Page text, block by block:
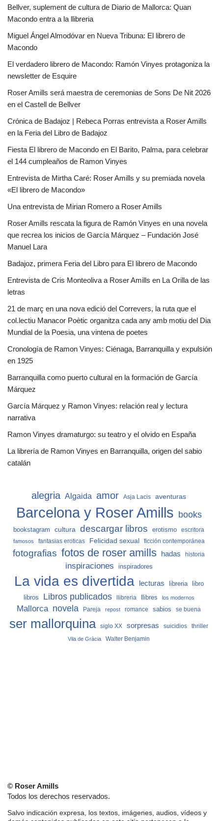
Bellver, suplement de cultura de Diario de Mallorca: Quan
Macondo entra a la llibreria
Miguel Ángel Almodóvar en Nueva Tribuna: El librero de
Macondo
El verdadero librero de Macondo: Ramón Vinyes protagoniza la
newsletter de Esquire
Roser Amills será maestra de ceremonias de Sons De Nit 2026
en el Castell de Bellver
Crónica de Badajoz | Rebeca Porras entrevista a Roser Amills
en la Feria del Libro de Badajoz
Fiesta El librero de Macondo en El Barito, Palma, para celebrar
el 144 cumpleaños de Ramon Vinyes
Entrevista de Mirtha Caré: Roser Amills y su premiada novela
«El librero de Macondo»
Una entrevista de Mirian Romero a Roser Amills
Roser Amills rescata la figura de Ramón Vinyes en una novela
que recrea los inicios de García Márquez – Fundación José
Manuel Lara
Badajoz, primera Feria del Libro para El librero de Macondo
Entrevista de Cris Monteoliva a Roser Amills en La Orilla de las
letras
21 de març en una nova edició del Correvers, la ruta que el
col.lectiu Manacor Poètic organitza cada any amb motiu del Dia
Mundial de la Poesia, una vintena de poetes
Cronología de Ramon Vinyes: Ciénaga, Barranquilla y expulsión
en 1925
Barranquilla como puerto cultural en la formación de García
Márquez
García Márquez y Ramon Vinyes: relación real y lectura
narrativa
Ramon Vinyes dramaturgo: su teatro y el olvido en España
La librería de Ramon Vinyes en Barranquilla, origen del sabio
catalán
alegria Algaida amor Asja Lacis aventuras
Barcelona y Roser Amills books
bookstagram cultura descargar libros erotismo escritora
famosos fantasias eroticas Felicidad sexual ficción contemporánea
fotografias fotos de roser amills hadas historia
inspiraciones inspiradores
La vida es divertida lecturas libreria
libro
libros
Libros publicados llibreria llibres los modernos
Mallorca novela Pareja repost romance sabios se buena
ser mallorquina siglo XX sorpresas suicidios thriller
Vila de Gràcia Walter Benjamin
© Roser Amills
Todos los derechos reservados.
Salvo indicación expresa, los textos, imágenes, audios, vídeos y